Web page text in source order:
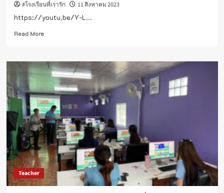
#โรงเรียนที่เรารัก 11 สิงหาคม 2023
https://youtu.be/Y-L...
Read MoreRead
Clip
ประชุม
เชิง
ปฏิบัติ
การ
การ
ใช้
ระบบ
คลัง
สื่อ
OBEC
Content
Center
Teacher